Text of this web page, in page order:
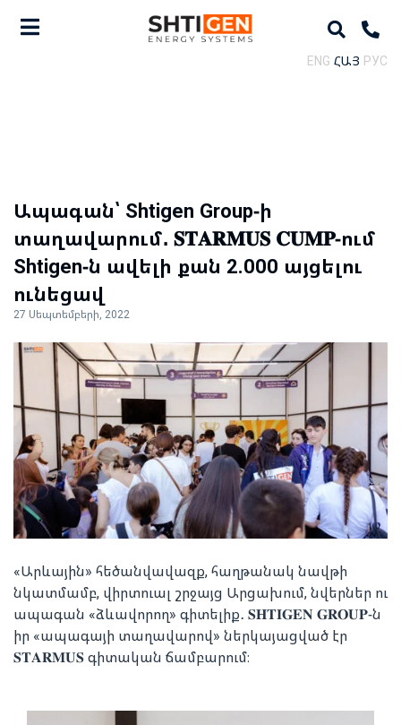
ENG ՀԱՅ РУС
Ապագան՝ Shtigen Group-ի
տաղավարում․ 𝐒𝐓𝐀𝐑𝐌𝐔𝐒 𝐂𝐔𝐌𝐏-ում
Shtigen-ն ավելի քան 2.000 այցելու
ունեցավ
27 Սեպտեմբերի, 2022
«Արևային» հեծանվավազք, հաղթանակ նավթի
նկատմամբ, վիրտուալ շրջայց Արցախում, նվերներ ու
ապագան «ձևավորող» գիտելիք․ 𝐒𝐇𝐓𝐈𝐆𝐄𝐍 𝐆𝐑𝐎𝐔𝐏-ն
իր «ապագայի տաղավարով» ներկայացված էր
𝐒𝐓𝐀𝐑𝐌𝐔𝐒 գիտական ճամբարում։